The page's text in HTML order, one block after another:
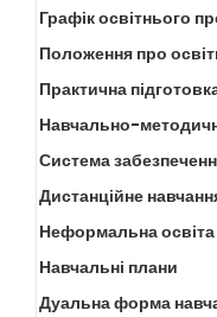
Графік освітнього
Положення про
Практична
Навчально-
Система
Дистанційне
Неформальна освіта
Навчальні плани
Дуальна форма